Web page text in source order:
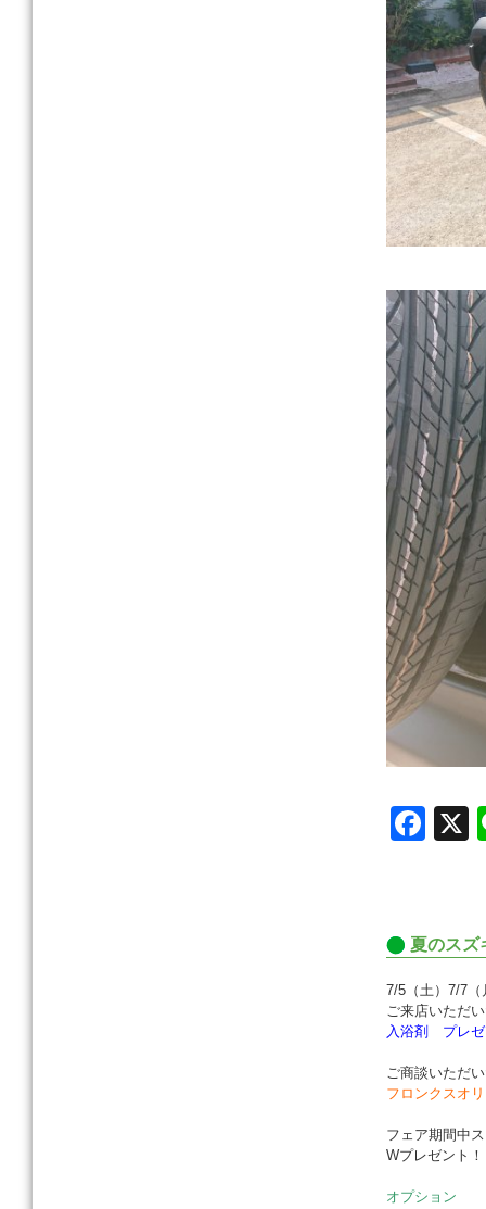
F
e
b
o
o
k
夏のスズ
7/5（土）7/7（
ご来店いただ
入浴剤 プレゼ
ご商談いただ
フロンクスオ
フェア期間中
Wプレゼント
オプション